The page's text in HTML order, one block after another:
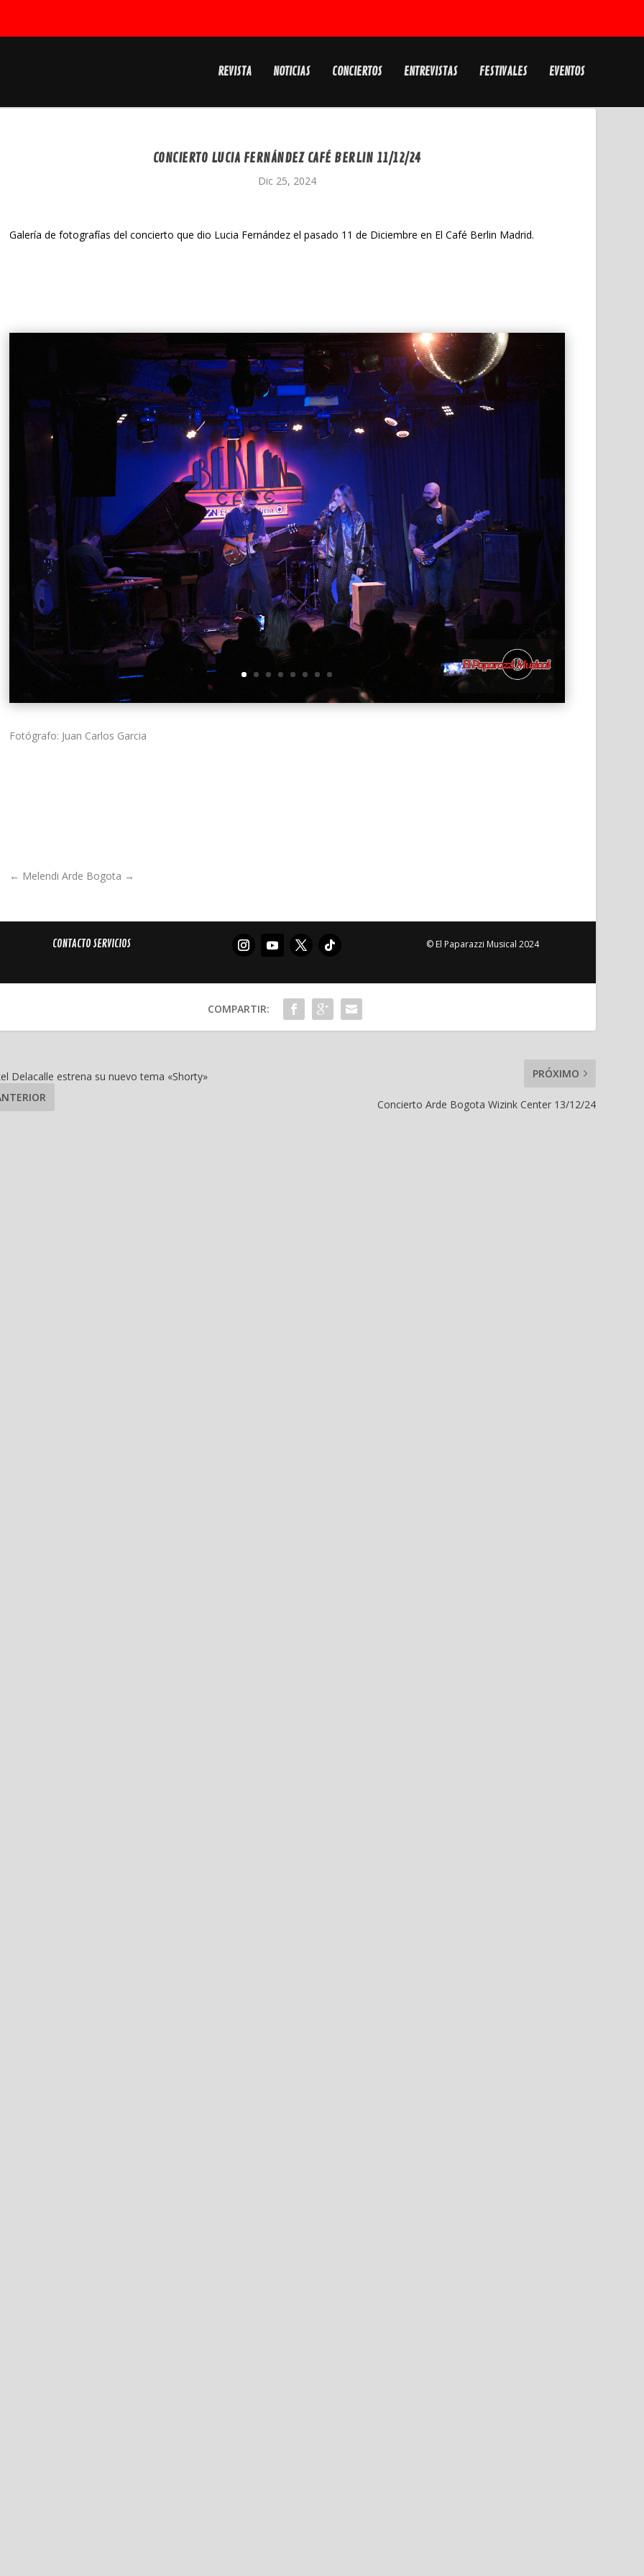
REVISTA NOTICIAS CONCIERTOS ENTREVISTAS FESTIVALES EVENTOS
CONCIERTO LUCIA FERNÁNDEZ CAFÉ BERLIN 11/12/24
Dic 25, 2024
Galería de fotografías del concierto que dio Lucia Fernández el pasado 11 de Diciembre en El Café Berlin Madrid.
Fotógrafo: Juan Carlos Garcia
← Melendi Arde Bogota →
CONTACTO SERVICIOS © El Paparazzi Musical 2024
COMPARTIR:
Delacalle estrena su nuevo tema «Shorty»
PRÓXIMO
Concierto Arde Bogota Wizink Center 13/12/24